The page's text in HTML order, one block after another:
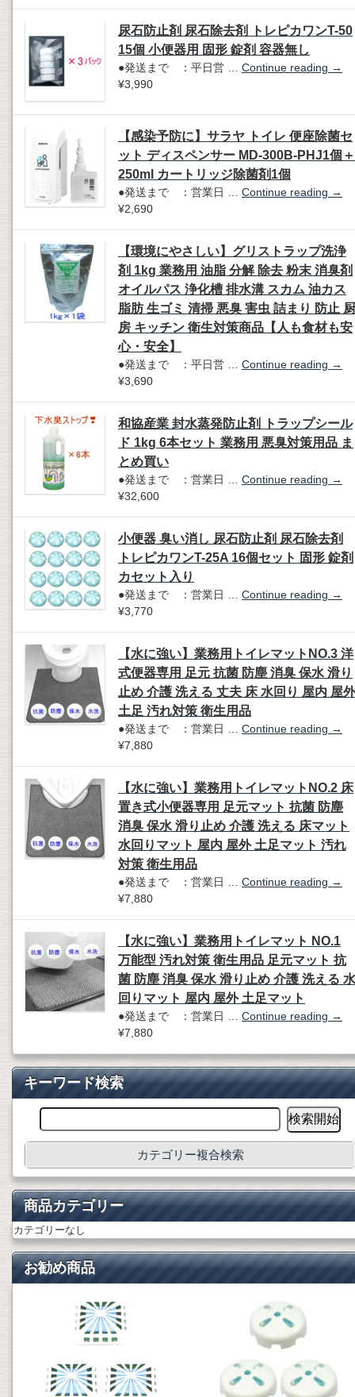
尿石防止剤 尿石除去剤 トレピカワンT-50
15個 小便器用 固形 錠剤 容器無し
●発送まで ：平日営 … Continue reading →
¥3,990
【感染予防に】サラヤ トイレ 便座除菌セ
ット ディスペンサー MD-300B-PHJ1個＋
250ml カートリッジ除菌剤1個
●発送まで ：営業日 … Continue reading →
¥2,690
【環境にやさしい】グリストラップ洗浄
剤 1kg 業務用 油脂 分解 除去 粉末 消臭剤
オイルパス 浄化槽 排水溝 スカム 油カス
脂肪 生ゴミ 清掃 悪臭 害虫 詰まり 防止 厨
房 キッチン 衛生対策商品【人も食材も安
心・安全】
●発送まで ：平日営 … Continue reading →
¥3,690
和協産業 封水蒸発防止剤 トラップシール
ド 1kg 6本セット 業務用 悪臭対策用品 ま
とめ買い
●発送まで ：営業日 … Continue reading →
¥32,600
小便器 臭い消し 尿石防止剤 尿石除去剤
トレピカワンT-25A 16個セット 固形 錠剤
カセット入り
●発送まで ：営業日 … Continue reading →
¥3,770
【水に強い】業務用トイレマットNO.3 洋
式便器専用 足元 抗菌 防塵 消臭 保水 滑り
止め 介護 洗える 丈夫 床 水回り 屋内 屋外
土足 汚れ対策 衛生用品
●発送まで ：営業日 … Continue reading →
¥7,880
【水に強い】業務用トイレマットNO.2 床
置き式小便器専用 足元マット 抗菌 防塵
消臭 保水 滑り止め 介護 洗える 床マット
水回りマット 屋内 屋外 土足マット 汚れ
対策 衛生用品
●発送まで ：営業日 … Continue reading →
¥7,880
【水に強い】業務用トイレマット NO.1
万能型 汚れ対策 衛生用品 足元マット 抗
菌 防塵 消臭 保水 滑り止め 介護 洗える 水
回りマット 屋内 屋外 土足マット
●発送まで ：営業日 … Continue reading →
¥7,880
キーワード検索
カテゴリー複合検索
商品カテゴリー
カテゴリーなし
お勧め商品